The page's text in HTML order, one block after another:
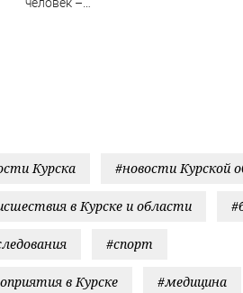
сегод
Курска #новости Курской
в Курске и области
#спорт
в Курске #медицина